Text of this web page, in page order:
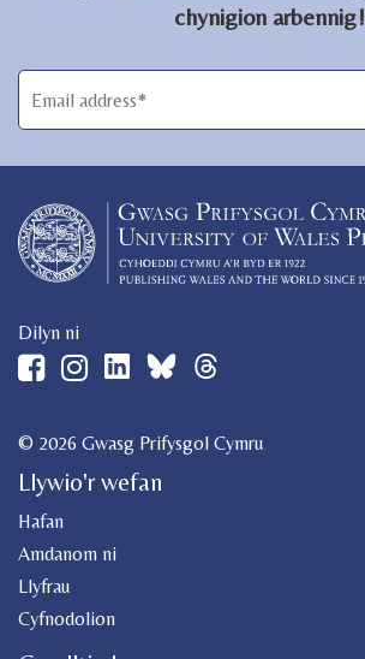
chynigion arbennig!
Dilyn ni
© 2026 Gwasg Prifysgol Cymru
Llywio'r wefan
Hafan
Amdanom ni
Llyfrau
Cyfnodolion